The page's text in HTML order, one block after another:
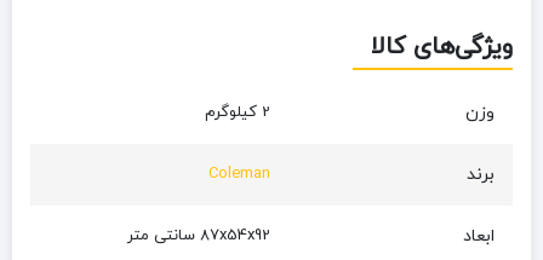
ویژگی‌های کالا
وزن 2 کیلوگرم
برند Coleman
ابعاد 87x54x92 سانتی متر